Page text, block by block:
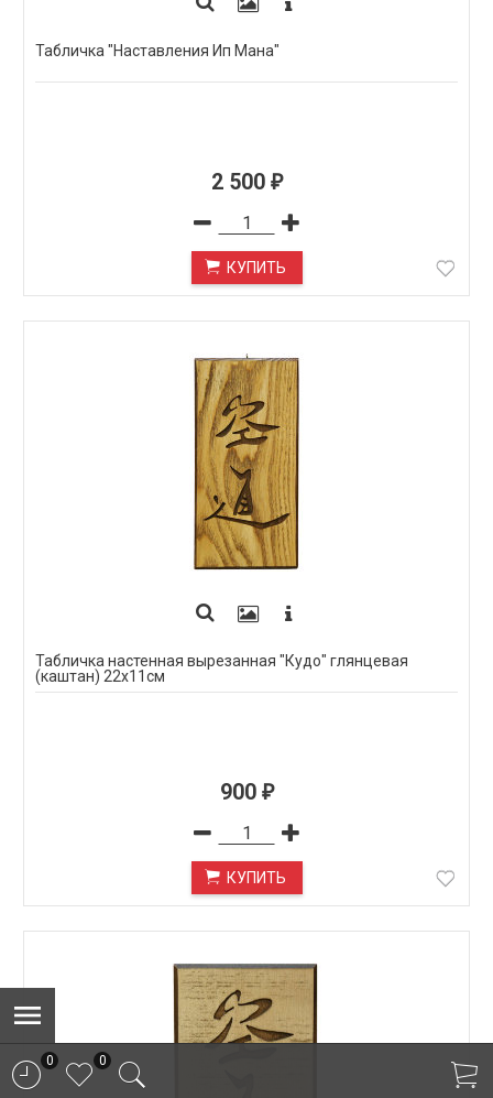
Табличка "Наставления Ип Мана"
2 500 ₽
КУПИТЬ
Табличка настенная вырезанная "Кудо" глянцевая
(каштан) 22х11см
900 ₽
КУПИТЬ
0 0